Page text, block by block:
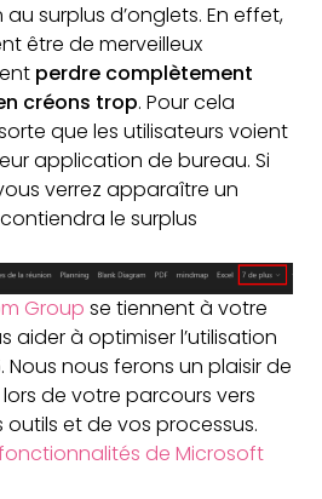
surplus d’onglets. En effet,
être de merveilleux
perdre complètement
créons trop. Pour cela
que les utilisateurs voient
application de bureau. Si
verrez apparaître un
le surplus
Group se tiennent à votre
aider à optimiser l’utilisation
nous ferons un plaisir de
de votre parcours vers
outils et de vos processus.
de Microsoft